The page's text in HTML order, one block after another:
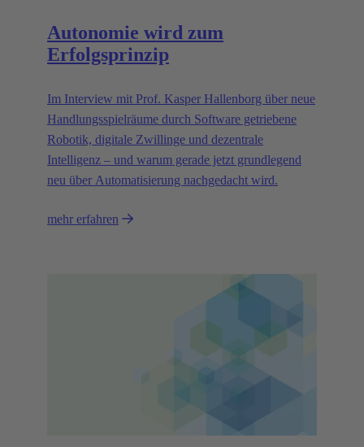
Autonomie wird zum
Erfolgsprinzip
Im Interview mit Prof. Kasper Hallenborg über neue
Handlungsspielräume durch Software getriebene
Robotik, digitale Zwillinge und dezentrale
Intelligenz – und warum gerade jetzt grundlegend
neu über Automatisierung nachgedacht wird.
mehr erfahren